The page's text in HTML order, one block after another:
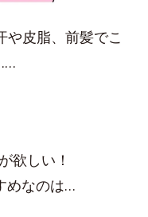
皮脂、前髪でこ
欲しい！
めなのは…